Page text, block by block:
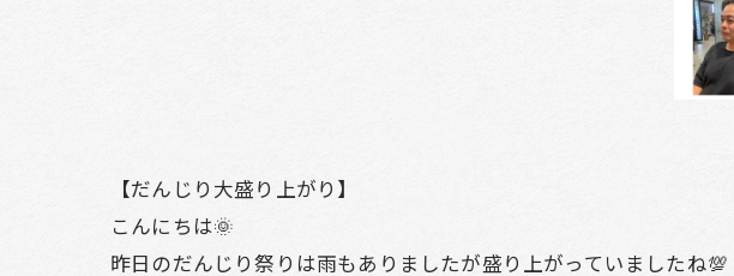
【だんじり大盛り上がり】
こんにちは🌞
昨日のだんじり祭りは雨もありましたが盛り上がっていましたね💯